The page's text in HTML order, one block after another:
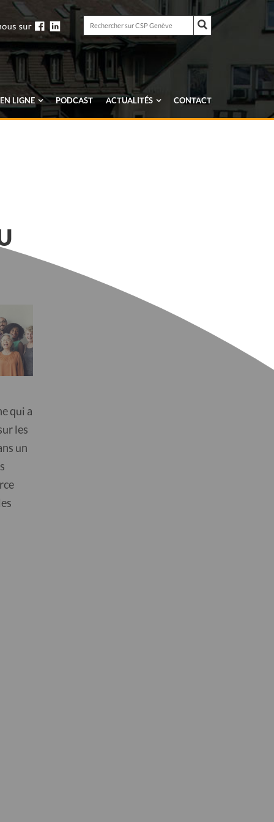
Rechercher
sur
CSP
Genève
Rechercher
LIGNE PODCAST ACTUALITÉS CONTACT
qui a
les
un